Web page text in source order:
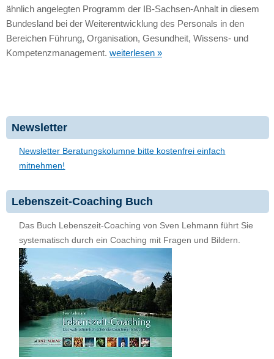
ähnlich angelegten Programm der IB-Sachsen-Anhalt in diesem
Bundesland bei der Weiterentwicklung des Personals in den
Bereichen Führung, Organisation, Gesundheit, Wissens- und
Kompetenzmanagement. weiterlesen »
Newsletter
Newsletter Beratungskolumne bitte kostenfrei einfach
mitnehmen!
Lebenszeit-Coaching Buch
Das Buch Lebenszeit-Coaching von Sven Lehmann führt Sie
systematisch durch ein Coaching mit Fragen und Bildern.